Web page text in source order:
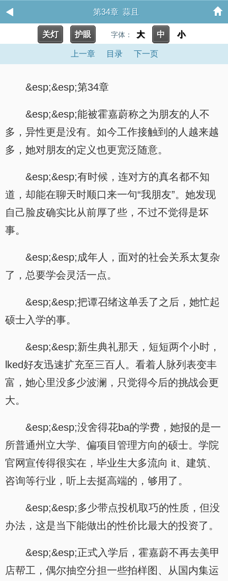
第34章 蒜且
关灯 护眼 字体： 大 中 小
上一章 目录 下一页
&esp;&esp;第34章
&esp;&esp;能被霍嘉蔚称之为朋友的人不
多，异性更是没有。如今工作接触到的人越来越
多，她对朋友的定义也更宽泛随意。
&esp;&esp;有时候，连对方的真名都不知
道，却能在聊天时顺口来一句“我朋友”。她发现
自己脸皮确实比从前厚了些，不过不觉得是坏
事。
&esp;&esp;成年人，面对的社会关系太复杂
了，总要学会灵活一点。
&esp;&esp;把谭召绪这单丢了之后，她忙起
硕士入学的事。
&esp;&esp;新生典礼那天，短短两个小时，
lked好友迅速扩充至三百人。看着人脉列表变丰
富，她心里没多少波澜，只觉得今后的挑战会更
大。
&esp;&esp;没舍得花ba的学费，她报的是一
所普通州立大学、偏项目管理方向的硕士。学院
官网宣传得很实在，毕业生大多流向 it、建筑、
咨询等行业，听上去挺高端的，够用了。
&esp;&esp;多少带点投机取巧的性质，但没
办法，这是当下能做出的性价比最大的投资了。
&esp;&esp;正式入学后，霍嘉蔚不再去美甲
店帮工，偶尔抽空分担一些拍样图、从国内集运